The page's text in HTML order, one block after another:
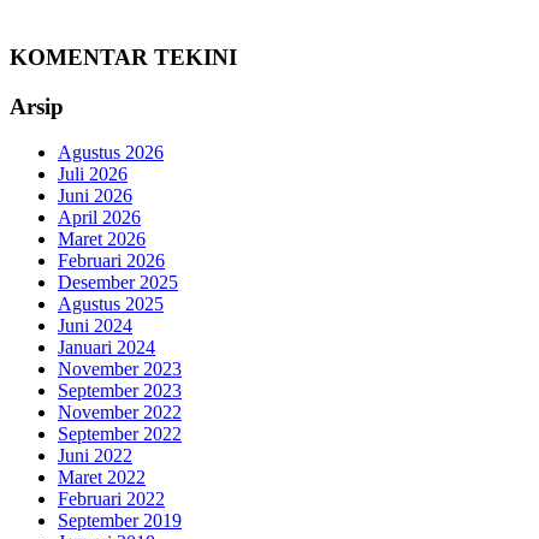
KOMENTAR TEKINI
Arsip
Agustus 2026
Juli 2026
Juni 2026
April 2026
Maret 2026
Februari 2026
Desember 2025
Agustus 2025
Juni 2024
Januari 2024
November 2023
September 2023
November 2022
September 2022
Juni 2022
Maret 2022
Februari 2022
September 2019